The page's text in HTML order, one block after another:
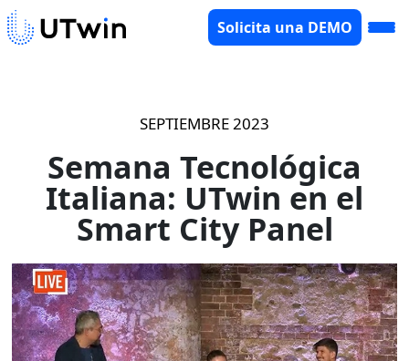
Solicita una DEMO
SEPTIEMBRE 2023
Semana Tecnológica
Italiana: UTwin en el
Smart City Panel